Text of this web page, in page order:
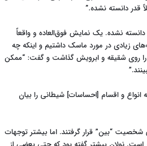
قدر دانسته نشده.”
نشده. یک نمایش فوق‌العاده و واقعاً
زیادی در مورد ماسک داشتیم و اینکه چه
را روی شقیقه و ابرویش گذاشت و گفت: “ممکن
انواع و اقسام [احساسات] شیطانی را بیان
“بین” قرار گرفتند. اما بیشتر توجهات